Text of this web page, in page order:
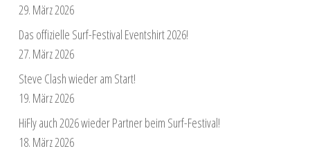
29. März 2026
Das offizielle Surf-Festival Eventshirt 2026!
27. März 2026
Steve Clash wieder am Start!
19. März 2026
HiFly auch 2026 wieder Partner beim Surf-Festival!
18. März 2026